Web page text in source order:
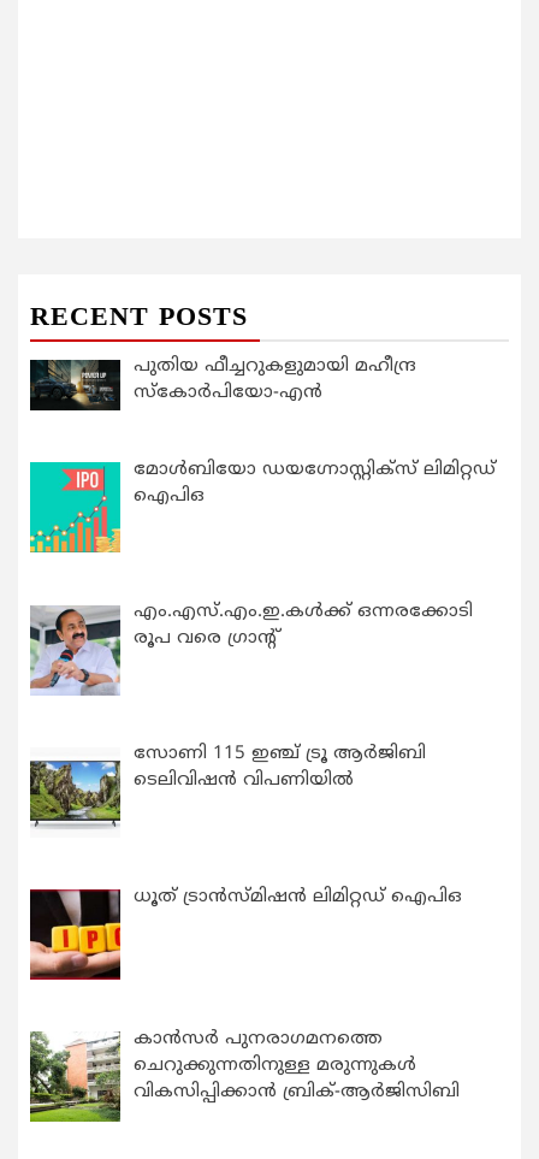
RECENT POSTS
പുതിയ ഫീച്ചറുകളുമായി മഹീന്ദ്ര
സ്കോർപിയോ-എൻ
മോൾബിയോ ഡയഗ്നോസ്റ്റിക്സ് ലിമിറ്റഡ്
ഐപിഒ
എം.എസ്.എം.ഇ.കൾക്ക് ഒന്നരക്കോടി
രൂപ വരെ ഗ്രാന്റ്
സോണി 115 ഇഞ്ച് ട്രൂ ആർജിബി
ടെലിവിഷൻ വിപണിയിൽ
ധൂത് ട്രാൻസ്മിഷൻ ലിമിറ്റഡ് ഐപിഒ
കാന്‍സര്‍ പുനരാഗമനത്തെ
ചെറുക്കുന്നതിനുള്ള മരുന്നുകള്‍
വികസിപ്പിക്കാന്‍ ബ്രിക്-ആര്‍ജിസിബി